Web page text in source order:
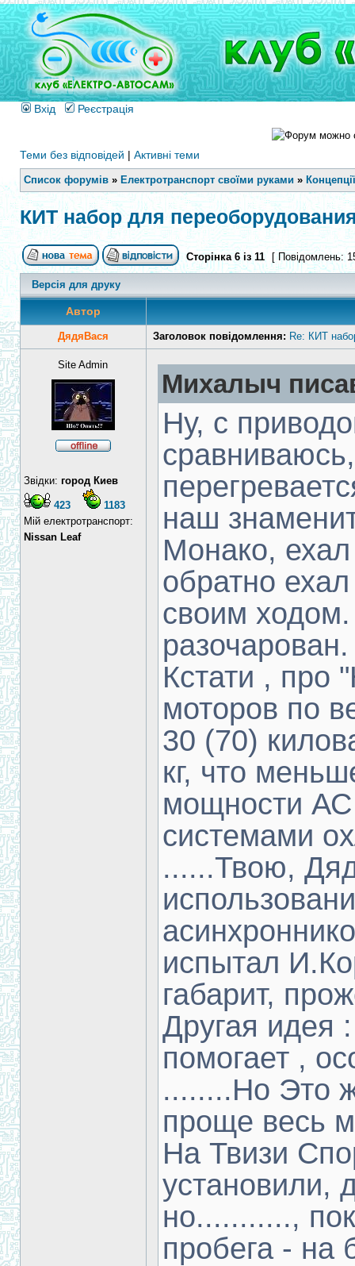
Вхід Реєстрація
Теми без відповідей | Активні теми
Список форумів » Електротранспорт своїми руками »
КИТ набор для
Сторінка 6із11 [ Повідомлень:
Версія для друку
Автор
ДядяВася Заголовок повідомлення: Re: КИТ
Site Admin
Звідки: город Киев
423
1183
Мій електротранспорт:
Nissan Leaf
Михалыч
Ну, с
наш
Монако,
обратно
своим
Кстати , про
моторов по
30 (70)
кг, что
мощности АС
системами
......Твою,
испытал
габарит,
Другая идея
помогает ,
........Но Это
проще весь
На Твизи
установили,
но...........,
пробега - на